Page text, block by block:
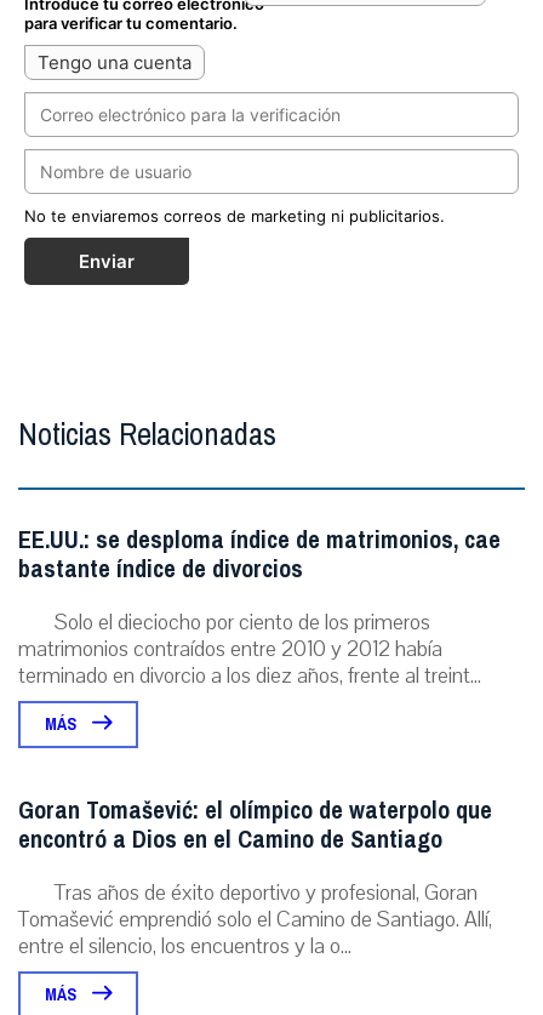
Introduce tu correo electrónico
para verificar tu comentario.
Tengo una cuenta
No te enviaremos correos de marketing ni publicitarios.
Enviar
Noticias Relacionadas
EE.UU.: se desploma índice de matrimonios, cae
bastante índice de divorcios
Solo el dieciocho por ciento de los primeros
matrimonios contraídos entre 2010 y 2012 había
terminado en divorcio a los diez años, frente al treint...
MÁS
Goran Tomašević: el olímpico de waterpolo que
encontró a Dios en el Camino de Santiago
Tras años de éxito deportivo y profesional, Goran
Tomašević emprendió solo el Camino de Santiago. Allí,
entre el silencio, los encuentros y la o...
MÁS